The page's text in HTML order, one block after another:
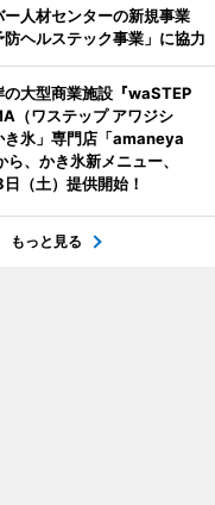
人材センターの新規事業
防ヘルステック事業」に協力
の大型商業施設『waSTEP
（ワステップ アワジシ
き氷」専門店「amaneya
、かき氷新メニュー、
（土）提供開始！
もっと見る